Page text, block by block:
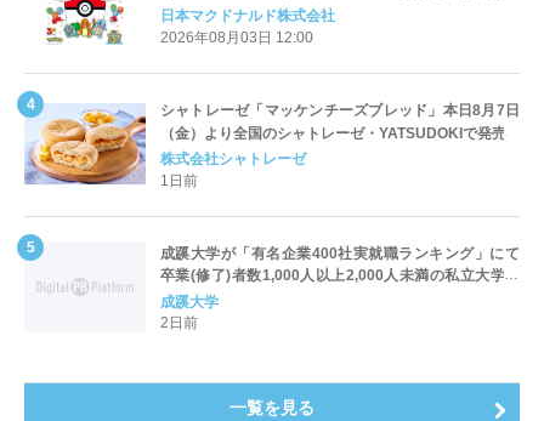
定登場
日本マクドナルド株式会社
2026年08月03日 12:00
シャトレーゼ「マッケンチーズブレッド」本日8月7日
（金）より全国のシャトレーゼ・YATSUDOKIで発売
株式会社シャトレーゼ
1日前
成蹊大学が「有名企業400社実就職ランキング」にて
卒業(修了)者数1,000人以上2,000人未満の私立大学で
全国第1位を獲得！～実就職率は26.5%（前年比＋
4.3pt）に伸長、東京の私立大学でも10位にランクイン
成蹊大学
2日前
一覧を見る